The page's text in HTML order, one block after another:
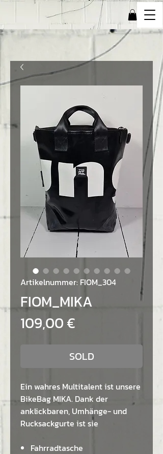
Artikelnummer: FIOM_304
FIOM_MIKA
109,00 €Preis
SOLD
Ein wahres Multitalent ist unsere
BikeBag MIKA. Dank der
anklickbaren, Umhänge- und
Rucksackgurte ist sie
Fahrradtasche